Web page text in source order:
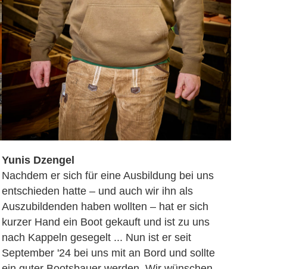
Yunis Dzengel
Nachdem er sich für eine Ausbildung bei uns
entschieden hatte – und auch wir ihn als
Auszubildenden haben wollten – hat er sich
kurzer Hand ein Boot gekauft und ist zu uns
nach Kappeln gesegelt ... Nun ist er seit
September '24 bei uns mit an Bord und sollte